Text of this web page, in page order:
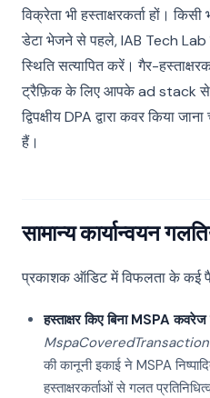
विक्रेता भी हस्ताक्षरकर्ता हों।
डेटा भेजने से पहले, IAB Tech Lab
स्थिति सत्यापित करें। गैर-
ट्रैफ़िक के लिए आपके ad stack से
द्विपक्षीय DPA द्वारा कवर किया
हैं।
सामान्य कार्यान्वयन
प्रकाशक ऑडिट में विफलता के कई
हस्ताक्षर किए बिना MSPA
MspaCoveredTransaction
की कानूनी इकाई ने MSPA
हस्ताक्षरकर्ताओं से गलत